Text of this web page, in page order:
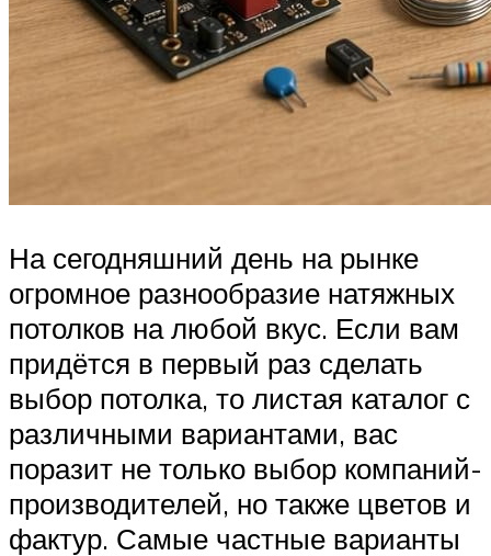
На сегодняшний день на рынке
огромное разнообразие натяжных
потолков на любой вкус. Если вам
придётся в первый раз сделать
выбор потолка, то листая каталог с
различными вариантами, вас
поразит не только выбор компаний-
производителей, но также цветов и
фактур. Самые частные варианты